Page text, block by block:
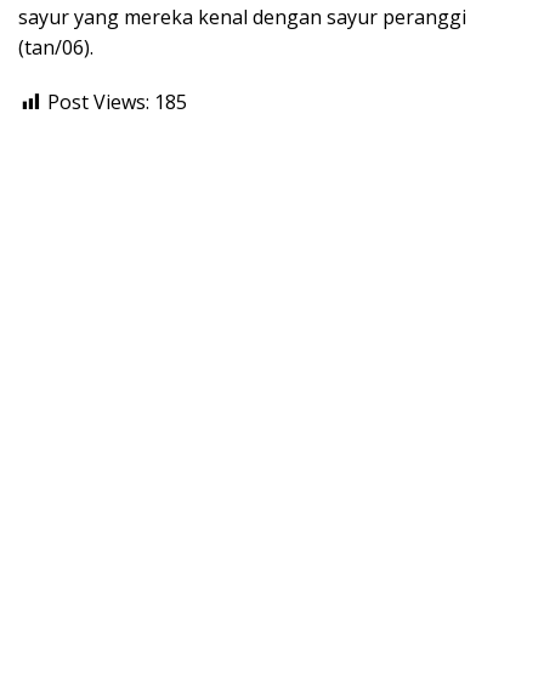
sayur yang mereka kenal dengan sayur peranggi
(tan/06).
Post Views: 185